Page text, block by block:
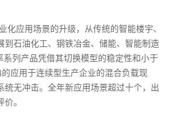
化应用场景的升级，从传统的智能楼宇、
到石油化工、钢铁冶金、储能、智能制造
系列产品凭借其切换模型的稳定性和小于
应用于连续型生产企业的混合负载现
统无冲击。全年新应用场景超过十个，出
。